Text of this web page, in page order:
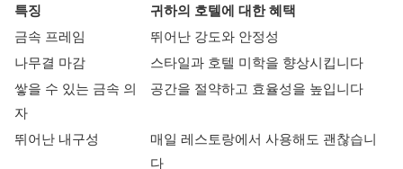
특징
귀하의 호텔에 대한 혜택
금속 프레임
뛰어난 강도와 안정성
나무결 마감
스타일과 호텔 미학을 향상시킵니다
쌓을 수 있는 금속 의
자
공간을 절약하고 효율성을 높입니다
뛰어난 내구성
매일 레스토랑에서 사용해도 괜찮습니